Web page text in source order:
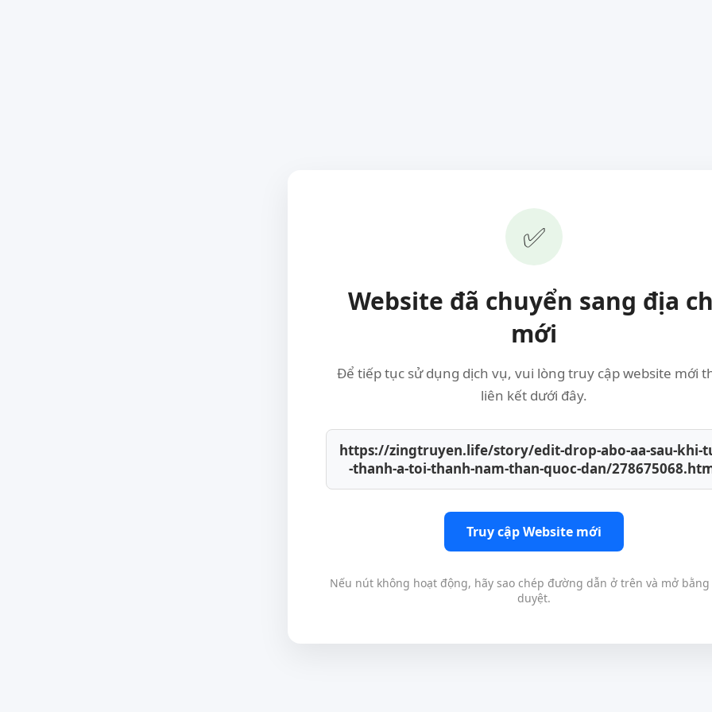
✅
Website đã chuyển sang địa
mới
Để tiếp tục sử dụng dịch vụ, vui lòng truy cập website mới
liên kết dưới đây.
https://zingtruyen.life/story/edit-drop-abo-aa-sau-khi-
-thanh-a-toi-thanh-nam-than-quoc-dan/
Truy cập Website mới
Nếu nút không hoạt động, hãy sao chép đường dẫn ở trên và mở
duyệt.